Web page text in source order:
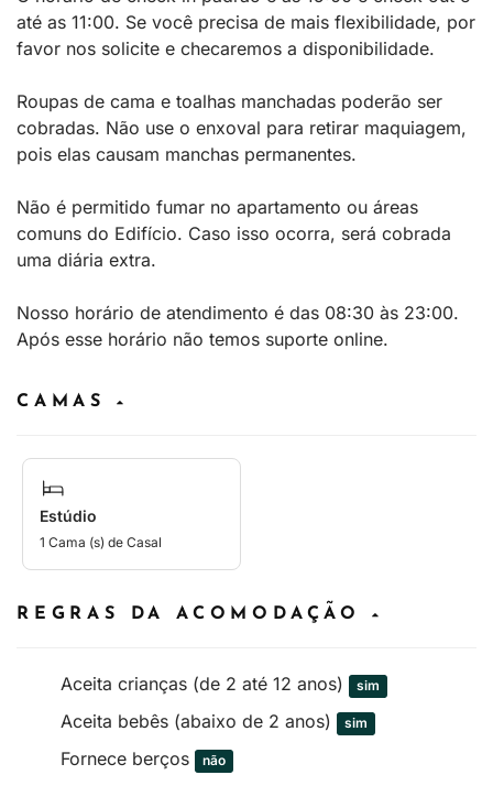
até as 11:00. Se você precisa de mais flexibilidade, por
favor nos solicite e checaremos a disponibilidade.
Roupas de cama e toalhas manchadas poderão ser
cobradas. Não use o enxoval para retirar maquiagem,
pois elas causam manchas permanentes.
Não é permitido fumar no apartamento ou áreas
comuns do Edifício. Caso isso ocorra, será cobrada
uma diária extra.
Nosso horário de atendimento é das 08:30 às 23:00.
Após esse horário não temos suporte online.
CAMAS
Estúdio
1 Cama (s) de Casal
REGRAS DA ACOMODAÇÃO
Aceita crianças (de 2 até 12 anos) sim
Aceita bebês (abaixo de 2 anos) sim
Fornece berços não